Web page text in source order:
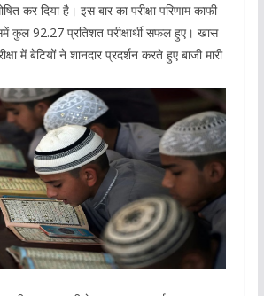
कर दिया है। इस बार का परीक्षा परिणाम काफी
कुल 92.27 प्रतिशत परीक्षार्थी सफल हुए। खास
में बेटियों ने शानदार प्रदर्शन करते हुए बाजी मारी